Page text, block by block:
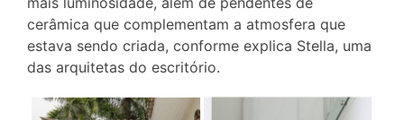
cerâmica que complementam a atmosfera que
estava sendo criada, conforme explica Stella, uma
das arquitetas do escritório.